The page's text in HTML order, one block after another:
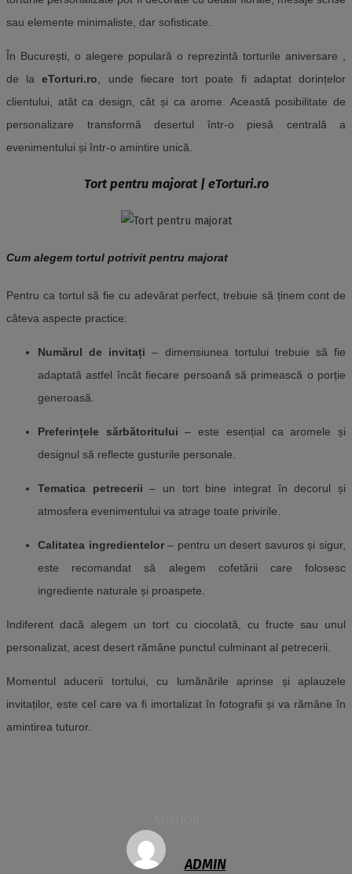
sau elemente minimaliste, dar sofisticate.
În București, o alegere populară o reprezintă torturile aniversare ,
de laeTorturi.ro , unde fiecare tort poate fi adaptat dorințelor
clientului, atât ca design, cât și ca arome. Această posibilitate de
personalizare transformă desertul într-o piesă centrală a
evenimentului și într-o amintire unică.
Tort pentru majorat | eTorturi.ro
Cum alegem tortul potrivit pentru majorat
Pentru ca tortul să fie cu adevărat perfect, trebuie să ținem cont de
câteva aspecte practice:
Numărul de invitați – dimensiunea tortului trebuie să fie
adaptată astfel încât fiecare persoană să primească o porție
generoasă.
Preferințele sărbătoritului – este esențial ca aromele și
designul să reflecte gusturile personale.
Tematica petrecerii – un tort bine integrat în decorul și
atmosfera evenimentului va atrage toate privirile.
Calitatea ingredientelor– pentru un desert savuros și sigur,
este recomandat să alegem cofetării care folosesc
ingrediente naturale și proaspete.
Indiferent dacă alegem un tort cu ciocolată, cu fructe sau unul
personalizat, acest desert rămâne punctul culminant al petrecerii.
Momentul aducerii tortului, cu lumânările aprinse și aplauzele
invitaților, este cel care va fi imortalizat în fotografii și va rămâne în
amintirea tuturor.
ADMIN